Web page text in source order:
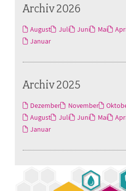
Archiv 2026
August Juli Juni Mai
Januar
Archiv 2025
Dezember November
August
Juli Juni Mai
Januar